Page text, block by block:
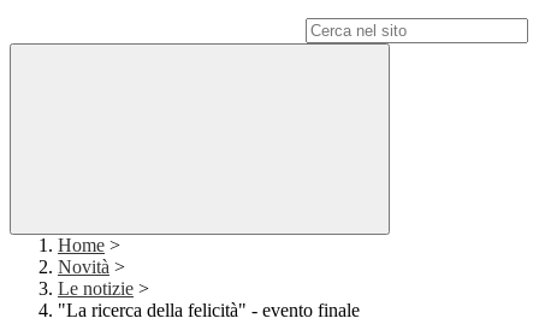
Home >
Novità >
Le notizie >
"La ricerca della felicità" - evento finale